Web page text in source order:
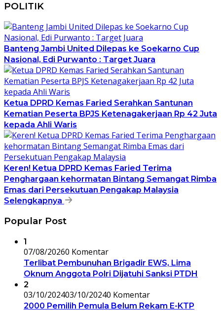
POLITIK
Banteng Jambi United Dilepas ke Soekarno Cup
Nasional, Edi Purwanto : Target Juara
Ketua DPRD Kemas Faried Serahkan Santunan
Kematian Peserta BPJS Ketenagakerjaan Rp 42 Juta
kepada Ahli Waris
Keren! Ketua DPRD Kemas Faried Terima
Penghargaan kehormatan Bintang Semangat Rimba
Emas dari Persekutuan Pengakap Malaysia
Selengkapnya
Popular Post
1
07/08/20260 Komentar
Terlibat Pembunuhan Brigadir EWS, Lima
Oknum Anggota Polri Dijatuhi Sanksi PTDH
2
03/10/202403/10/20240 Komentar
2000 Pemilih Pemula Belum Rekam E-KTP